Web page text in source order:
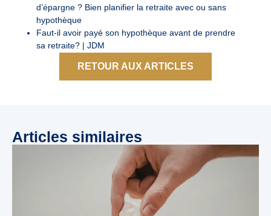
d’épargne ? Bien planifier la retraite avec ou sans
hypothèque
Faut-il avoir payé son hypothèque avant de prendre
sa retraite? | JDM
RETOUR AUX ARTICLES
Articles similaires